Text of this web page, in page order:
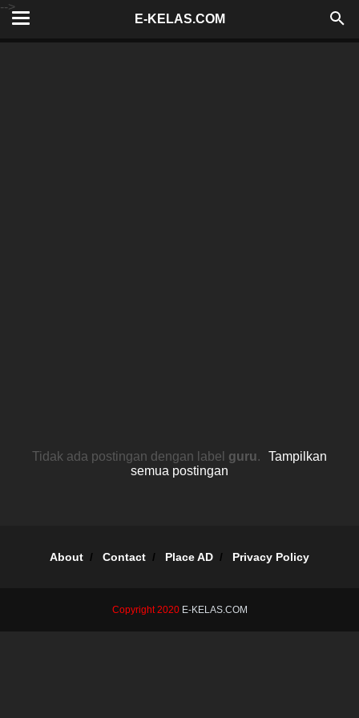
-->
E-KELAS.COM
Tidak ada postingan dengan label guru.
Tampilkan
semua postingan
About Contact Place AD Privacy Policy
Copyright 2020 E-KELAS.COM